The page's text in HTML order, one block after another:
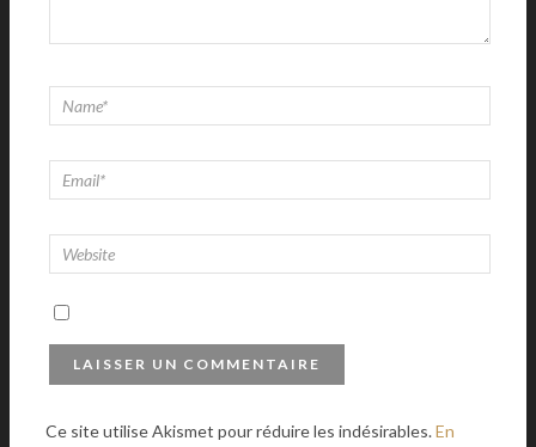
Ce site utilise Akismet pour réduire les indésirables.En